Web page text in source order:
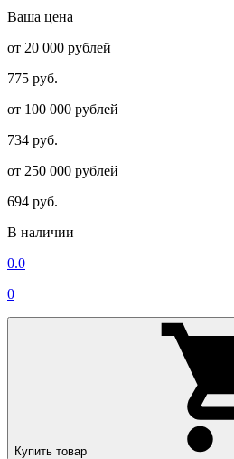
Ваша цена
от 20 000 рублей
775 руб.
от 100 000 рублей
734 руб.
от 250 000 рублей
694 руб.
В наличии
0.0
0
Купить товар